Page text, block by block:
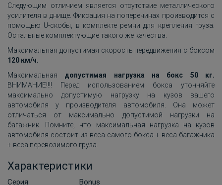
Следующим отличием является отсутствие металлического
усилителя в днище. Фиксация на поперечинах производится с
помощью U-скобы, в комплекте ремни для крепления груза.
Остальные комплектующие такого же качества.
Максимальная допустимая скорость передвижения с боксом
120 км/ч.
Максимальная допустимая нагрузка на бокс 50 кг.
ВНИМАНИЕ!!!! Перед использованием бокса уточняйте
максимально допустимую нагрузку на кузов вашего
автомобиля у производителя автомобиля. Она может
отличаться от максимально допустимой нагрузки на
багажник. Помните, что максимальная нагрузка на кузов
автомобиля состоит из веса самого бокса + веса багажника
+ веса перевозимого груза.
Характеристики
Серия
Bonus